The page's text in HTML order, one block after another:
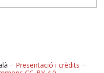
– Presentació i crèdits –